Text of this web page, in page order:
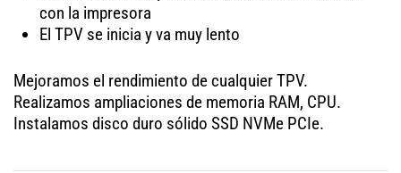
con la impresora
El TPV se inicia y va muy lento
Mejoramos el rendimiento de cualquier TPV.
Realizamos ampliaciones de memoria RAM, CPU.
Instalamos disco duro sólido SSD NVMe PCIe.